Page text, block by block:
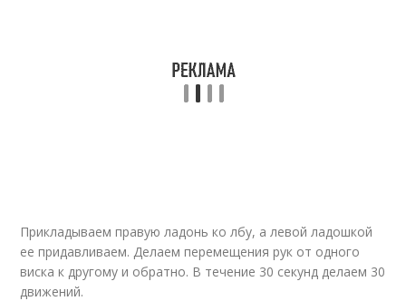
Прикладываем правую ладонь ко лбу, а левой ладошкой
ее придавливаем. Делаем перемещения рук от одного
виска к другому и обратно. В течение 30 секунд делаем 30
движений.